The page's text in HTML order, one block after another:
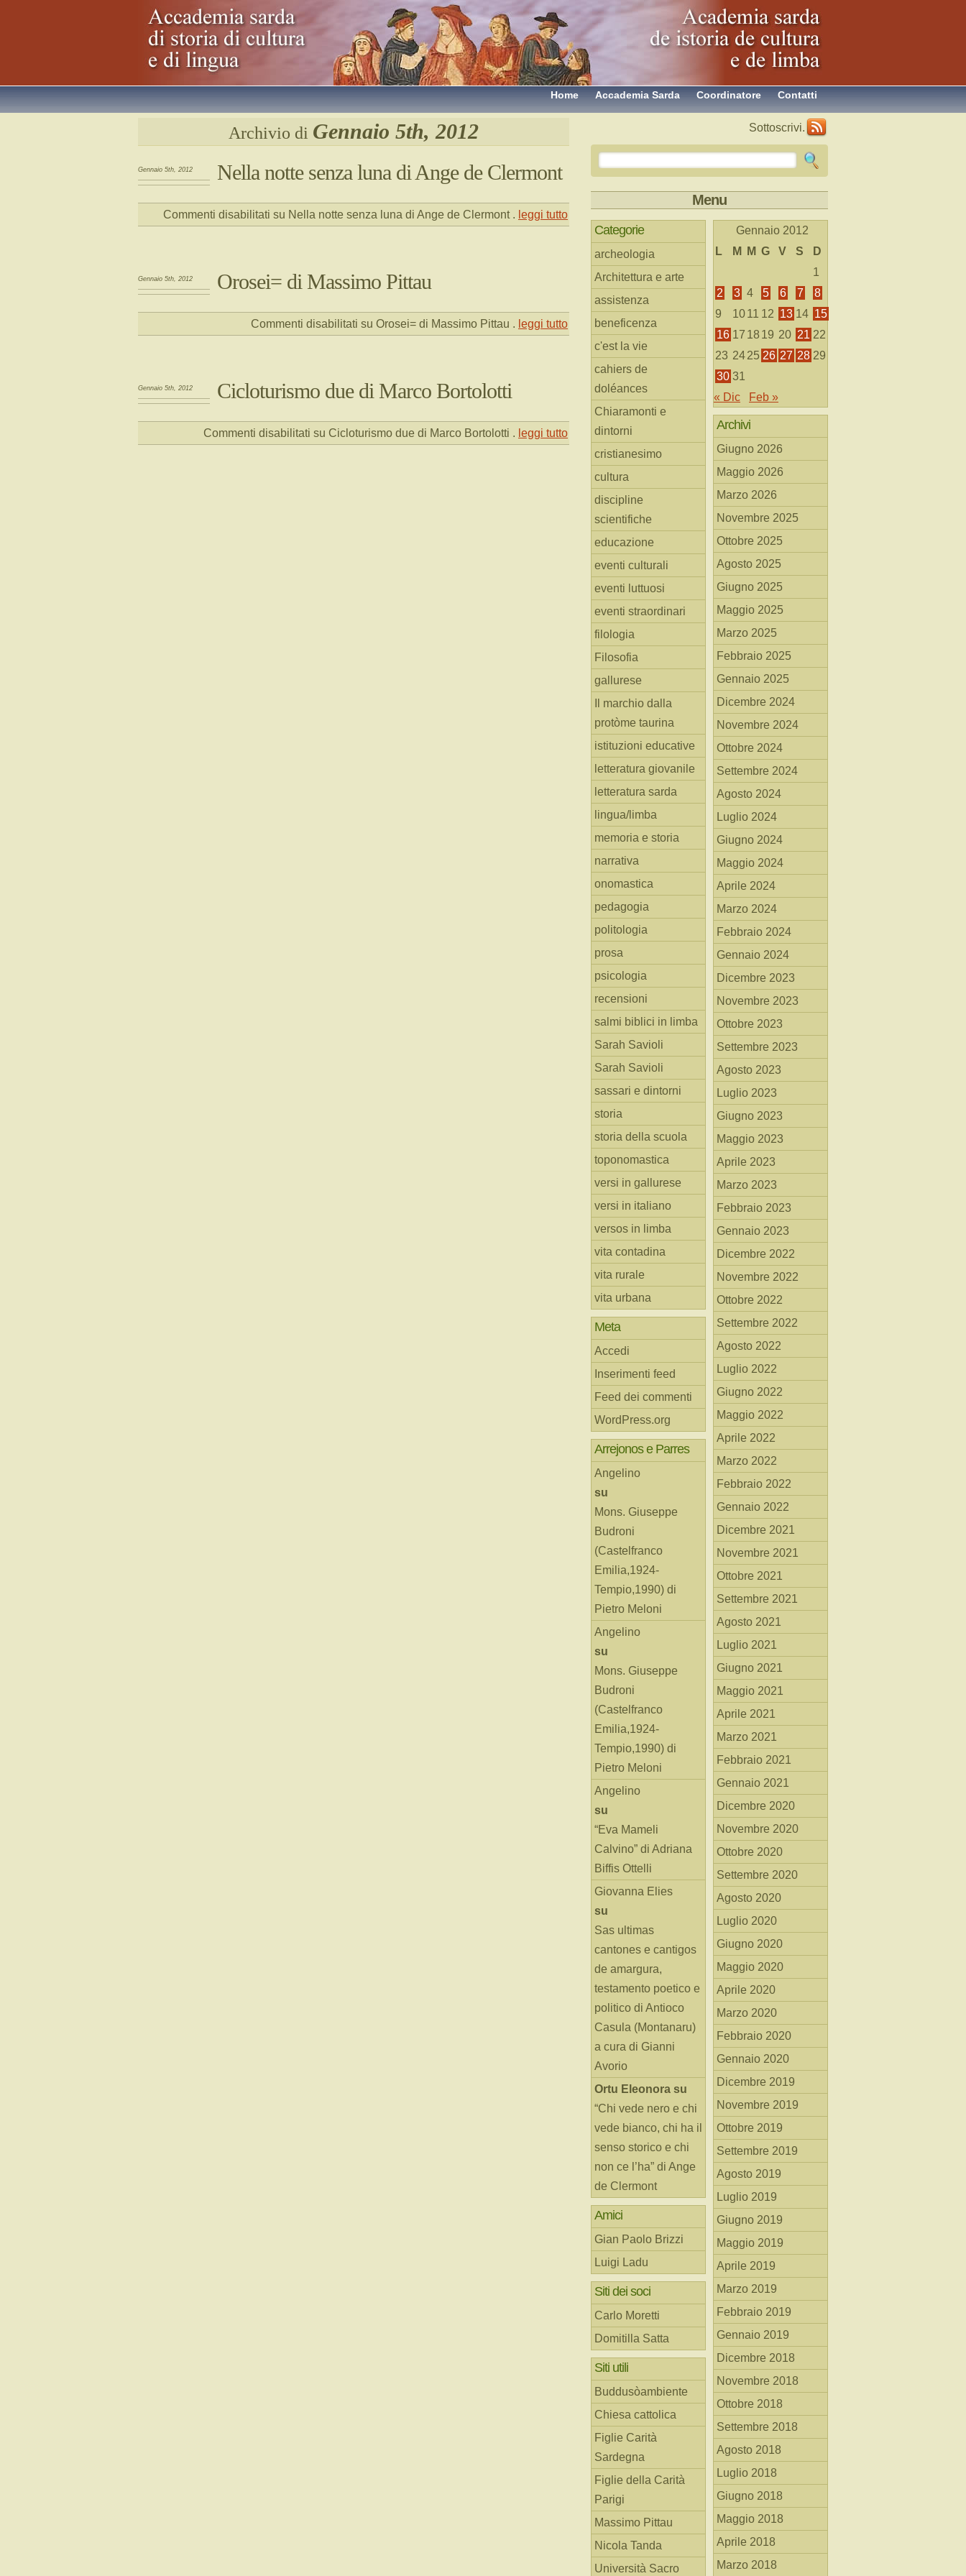
Contatti
Coordinatore
Accademia Sarda
Home
Archivio di Gennaio 5th, 2012
Gennaio 5th, 2012 Nella notte senza luna di Ange de Clermont
Commenti disabilitati su Nella notte senza luna di Ange de Clermont. leggi tutto
Gennaio 5th, 2012 Orosei= di Massimo Pittau
Commenti disabilitati su Orosei= di Massimo Pittau . leggi tutto
Gennaio 5th, 2012 Cicloturismo due di Marco Bortolotti
Commenti disabilitati su Cicloturismo due di Marco Bortolotti . leggi tutto
Sottoscrivi.
Menu
Categorie
archeologia
Architettura e arte
assistenza
beneficenza
c'est la vie
cahiers de
doléances
Chiaramonti e
dintorni
cristianesimo
cultura
discipline
scientifiche
educazione
eventi culturali
eventi luttuosi
eventi straordinari
filologia
Filosofia
gallurese
Il marchio dalla
protòme taurina
istituzioni educative
letteratura giovanile
letteratura sarda
lingua/limba
memoria e storia
narrativa
onomastica
pedagogia
politologia
prosa
psicologia
recensioni
salmi biblici in limba
Sarah Savioli
Sarah Savioli
sassari e dintorni
storia
storia della scuola
toponomastica
versi in gallurese
versi in italiano
versos in limba
vita contadina
vita rurale
vita urbana
Meta
Accedi
Inserimenti feed
Feed dei commenti
WordPress.org
Arrejonos e Parres
Angelino
su
Mons. Giuseppe
Budroni
(Castelfranco
Emilia,1924-
Tempio,1990) di
Pietro Meloni
Angelino
su
Mons. Giuseppe
Budroni
(Castelfranco
Emilia,1924-
Tempio,1990) di
Pietro Meloni
Angelino
su
“Eva Mameli
Calvino” di Adriana
Biffis Ottelli
Giovanna Elies
su
Sas ultimas
cantones e cantigos
de amargura,
testamento poetico e
politico di Antioco
Casula (Montanaru)
a cura di Gianni
Avorio
Ortu Eleonora su
“Chi vede nero e chi
vede bianco, chi ha il
senso storico e chi
non ce l’ha” di Ange
de Clermont
Amici
Gian Paolo Brizzi
Luigi Ladu
Siti dei soci
Carlo Moretti
Domitilla Satta
Siti utili
Buddusòambiente
Chiesa cattolica
Figlie Carità
Sardegna
Figlie della Carità
Parigi
Massimo Pittau
Nicola Tanda
Università Sacro
Gennaio 2012
L
M M G V S
D
1
2
3 4 5 6 7
8
9
1011 12 13 14 15
16 17 18 19 20 21 22
23 2425 26 27 28 29
30 31
« Dic
Feb »
Archivi
Giugno 2026
Maggio 2026
Marzo 2026
Novembre 2025
Ottobre 2025
Agosto 2025
Giugno 2025
Maggio 2025
Marzo 2025
Febbraio 2025
Gennaio 2025
Dicembre 2024
Novembre 2024
Ottobre 2024
Settembre 2024
Agosto 2024
Luglio 2024
Giugno 2024
Maggio 2024
Aprile 2024
Marzo 2024
Febbraio 2024
Gennaio 2024
Dicembre 2023
Novembre 2023
Ottobre 2023
Settembre 2023
Agosto 2023
Luglio 2023
Giugno 2023
Maggio 2023
Aprile 2023
Marzo 2023
Febbraio 2023
Gennaio 2023
Dicembre 2022
Novembre 2022
Ottobre 2022
Settembre 2022
Agosto 2022
Luglio 2022
Giugno 2022
Maggio 2022
Aprile 2022
Marzo 2022
Febbraio 2022
Gennaio 2022
Dicembre 2021
Novembre 2021
Ottobre 2021
Settembre 2021
Agosto 2021
Luglio 2021
Giugno 2021
Maggio 2021
Aprile 2021
Marzo 2021
Febbraio 2021
Gennaio 2021
Dicembre 2020
Novembre 2020
Ottobre 2020
Settembre 2020
Agosto 2020
Luglio 2020
Giugno 2020
Maggio 2020
Aprile 2020
Marzo 2020
Febbraio 2020
Gennaio 2020
Dicembre 2019
Novembre 2019
Ottobre 2019
Settembre 2019
Agosto 2019
Luglio 2019
Giugno 2019
Maggio 2019
Aprile 2019
Marzo 2019
Febbraio 2019
Gennaio 2019
Dicembre 2018
Novembre 2018
Ottobre 2018
Settembre 2018
Agosto 2018
Luglio 2018
Giugno 2018
Maggio 2018
Aprile 2018
Marzo 2018